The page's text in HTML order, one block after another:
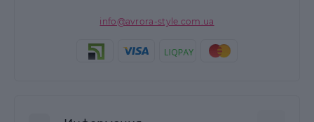
info@avrora-style.com.ua